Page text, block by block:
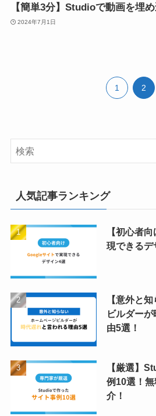
【簡単3分】Studioで動画を埋
2024年7月1日
1 2
人気記事ランキング
【初心者
現できるデ
【意外と
ビルダー
由5選！
【厳選】
例10選！
介！